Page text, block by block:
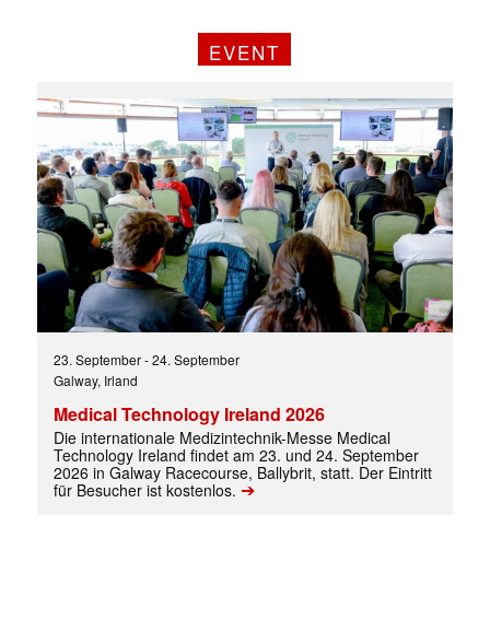
EVENT
23. September-24. September
Galway, Irland
Medical Technology Ireland 2026
Die internationale Medizintechnik-Messe Medical
Technology Ireland findet am 23. und 24. September
2026 in Galway Racecourse, Ballybrit, statt. Der Eintritt
für Besucher ist kostenlos. ➔